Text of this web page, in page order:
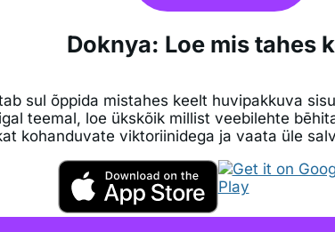
Doknya: Loe mis tahes
sul õppida mistahes keelt huvipakkuva
teemal, loe ükskõik millist veebilehte
kohanduvate viktoriinidega ja vaata üle